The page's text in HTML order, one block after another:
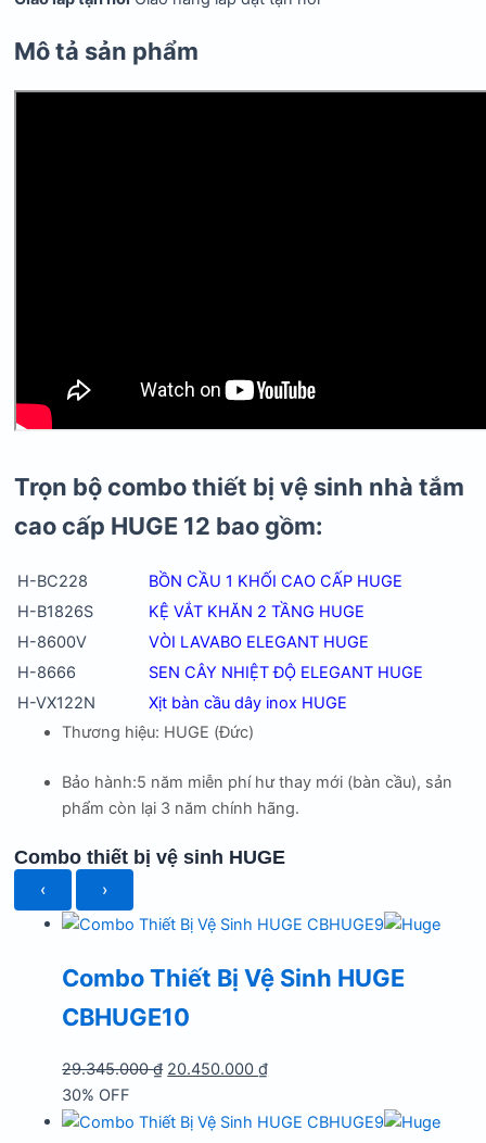
Mô tả sản phẩm
Trọn bộ combo thiết bị vệ sinh nhà tắm
cao cấp HUGE 12 bao gồm:
H-BC228
BỒN CẦU 1 KHỐI CAO CẤP HUGE
H-B1826S
KỆ VẮT KHĂN 2 TẦNG HUGE
H-8600V
VÒI LAVABO ELEGANT HUGE
H-8666
SEN CÂY NHIỆT ĐỘ ELEGANT HUGE
H-VX122N
Xịt bàn cầu dây inox HUGE
Thương hiệu: HUGE (Đức)
Bảo hành:5 năm miễn phí hư thay mới (bàn cầu), sản
phẩm còn lại 3 năm chính hãng.
Combo thiết bị vệ sinh HUGE
‹ ›
Combo Thiết Bị Vệ Sinh HUGE
CBHUGE10
29.345.000₫ Giá
là:
20.450.000₫Giá
tại
30% OFF